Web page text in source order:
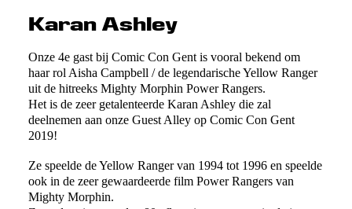
Karan Ashley
Onze 4e gast bij Comic Con Gent is vooral bekend om
haar rol Aisha Campbell / de legendarische Yellow Ranger
uit de hitreeks Mighty Morphin Power Rangers.
Het is de zeer getalenteerde Karan Ashley die zal
deelnemen aan onze Guest Alley op Comic Con Gent
2019!
Ze speelde de Yellow Ranger van 1994 tot 1996 en speelde
ook in de zeer gewaardeerde film Power Rangers van
Mighty Morphin.